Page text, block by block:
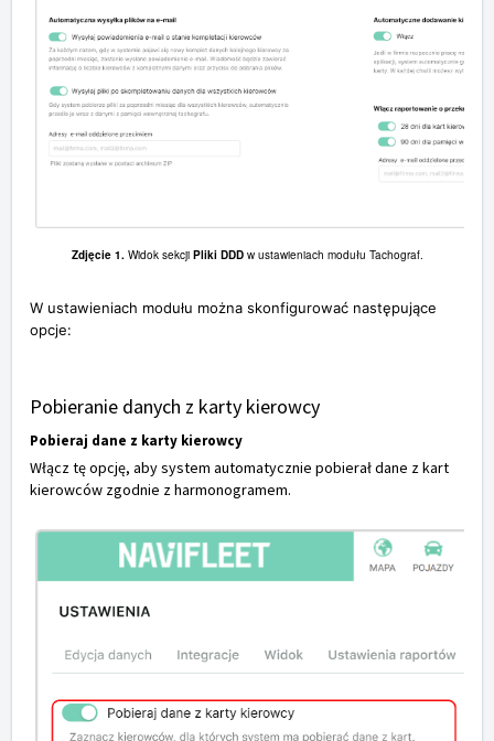
Zdjęcie 1. Widok sekcji Pliki DDDw ustawieniach modułu Tachograf.
W ustawieniach modułu można skonfigurować następujące
opcje:
Pobieranie danych z karty kierowcy
Pobieraj dane z karty kierowcy
Włącz tę opcję, aby system automatycznie pobierał dane z kart
kierowców zgodnie z harmonogramem.